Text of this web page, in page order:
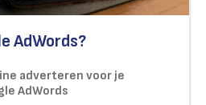
AdWords?
adverteren voor je
AdWords